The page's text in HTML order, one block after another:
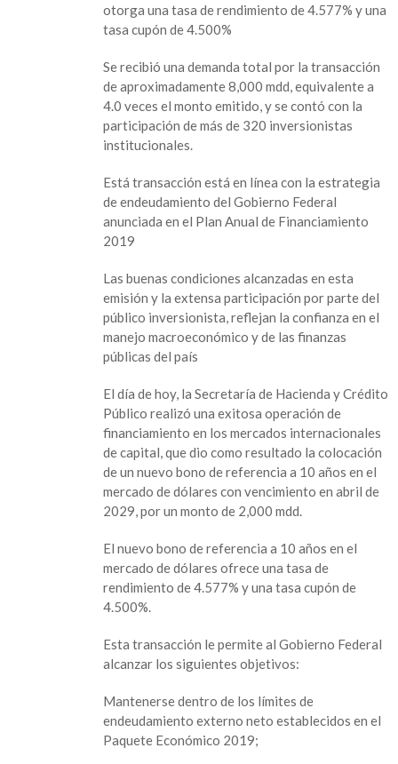
otorga una tasa de rendimiento de 4.577% y una
tasa cupón de 4.500%
Se recibió una demanda total por la transacción
de aproximadamente 8,000 mdd, equivalente a
4.0 veces el monto emitido, y se contó con la
participación de más de 320 inversionistas
institucionales.
Está transacción está en línea con la estrategia
de endeudamiento del Gobierno Federal
anunciada en el Plan Anual de Financiamiento
2019
Las buenas condiciones alcanzadas en esta
emisión y la extensa participación por parte del
público inversionista, reflejan la confianza en el
manejo macroeconómico y de las finanzas
públicas del país
El día de hoy, la Secretaría de Hacienda y Crédito
Público realizó una exitosa operación de
financiamiento en los mercados internacionales
de capital, que dio como resultado la colocación
de un nuevo bono de referencia a 10 años en el
mercado de dólares con vencimiento en abril de
2029, por un monto de 2,000 mdd.
El nuevo bono de referencia a 10 años en el
mercado de dólares ofrece una tasa de
rendimiento de 4.577% y una tasa cupón de
4.500%.
Esta transacción le permite al Gobierno Federal
alcanzar los siguientes objetivos:
Mantenerse dentro de los límites de
endeudamiento externo neto establecidos en el
Paquete Económico 2019;